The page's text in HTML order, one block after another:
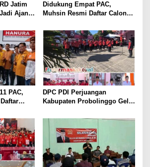
Jatim
Ajang
Didukung Empat PAC,
Muhsin Resmi Daftar Calon
Purwakarta
PAC,
DPC PDI Perjuangan
Kabupaten Probolinggo Gelar
dan Diskusi Kebangsaan